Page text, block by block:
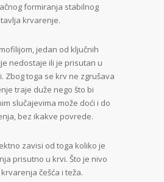
formiranja stabilnog
krvarenje.
jedan od ključnih
nedostaje ili je prisutan u
Zbog toga se krv ne zgrušava
traje duže nego što bi
slučajevima može doći i do
bez ikakve povrede.
zavisi od toga koliko je
prisutno u krvi. Što je nivo
češća i teža.